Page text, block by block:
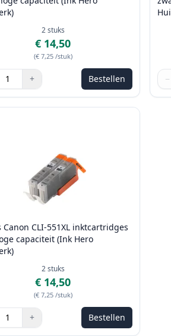
2stuks
€ 14,50
(€ 7,25 /stuk)
de knoppen om aan te passen
+
1 Bestellen −
Canon CLI-551XL inktcartridges
capaciteit (Ink Hero
2stuks
€ 14,50
(€ 7,25 /stuk)
de knoppen om aan te passen
+
1 Bestellen